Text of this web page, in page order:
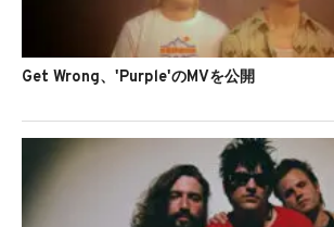
Get Wrong、'Purple'のMVを公開